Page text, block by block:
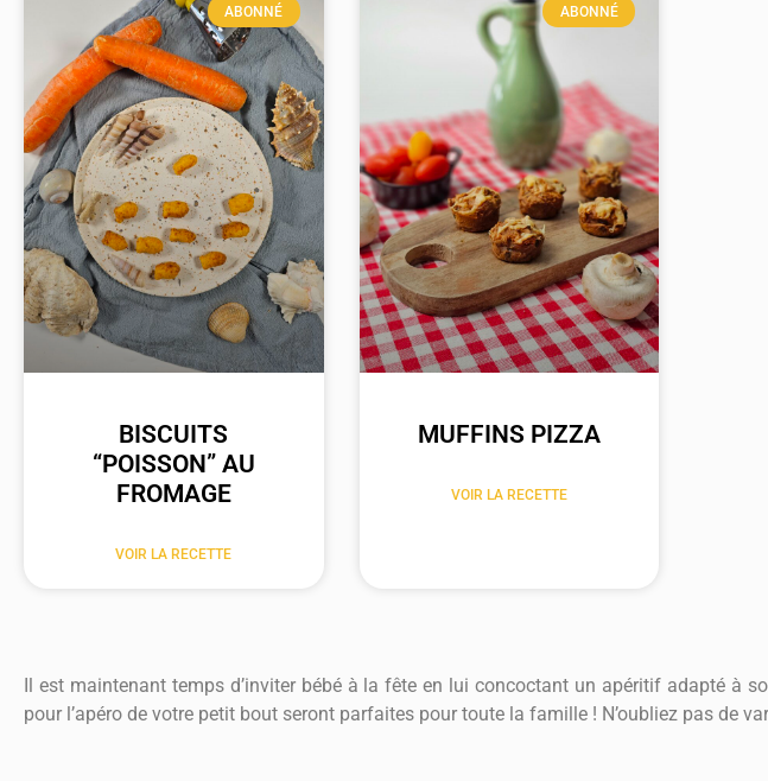
ABONNÉ
BISCUITS
“POISSON” AU
FROMAGE
VOIR LA RECETTE
ABONNÉ
MUFFINS PIZZA
VOIR LA RECETTE
Il est maintenant temps d’inviter bébé à la fête en lui concoctant un apéritif adapté à
pour l’apéro de votre petit bout seront parfaites pour toute la famille ! N’oubliez pas de